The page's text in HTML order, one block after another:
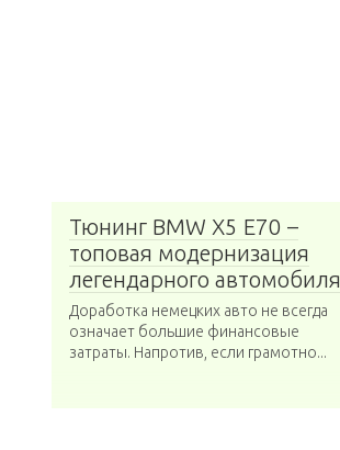
Тюнинг BMW X5 E70 –
топовая модернизация
легендарного автомобиля
Доработка немецких авто не всегда
означает большие финансовые
затраты. Напротив, если грамотно...